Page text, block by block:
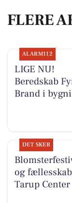
FLERE
ALARM112
LIGE NU!
Beredskab
Brand i
DET SKER
og
Tarup Center